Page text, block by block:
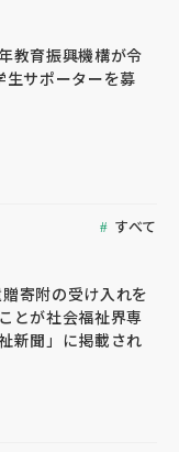
教育振興機構が令
生サポーターを募
すべて
寄附の受け入れを
とが社会福祉界専
新聞」に掲載され